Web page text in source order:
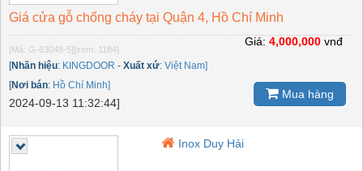
Giá cửa gỗ chống cháy tại Quận 4, Hồ Chí Minh
[Mã: G-63048-5] [xem: 1184]
[Nhãn hiệu: KINGDOOR - Xuất xứ: Việt Nam]
[Nơi bán: Hồ Chí Minh]
2024-09-13 11:32:44]
Giá: 4,000,000 vnđ
Mua hàng
Inox Duy Hải